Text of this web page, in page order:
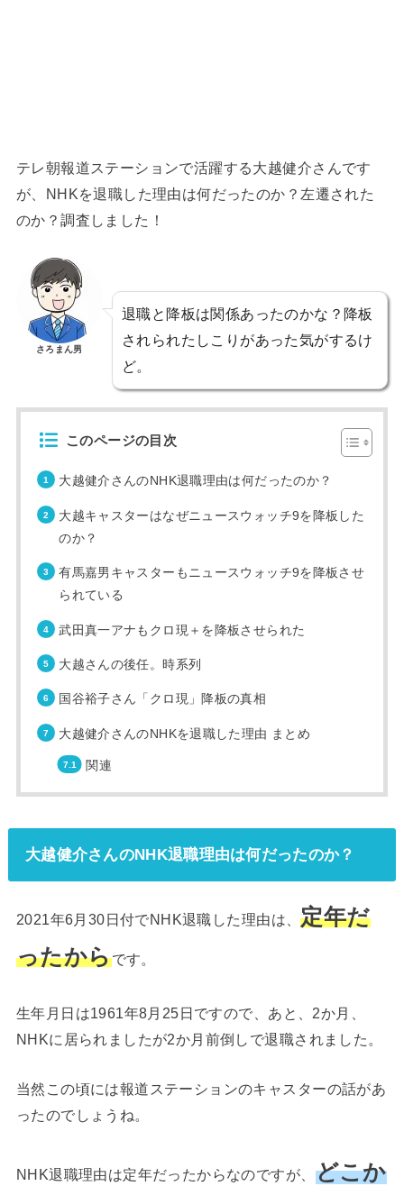
テレ朝報道ステーションで活躍する大越健介さんです
が、NHKを退職した理由は何だったのか？左遷された
のか？調査しました！
さろまん男
退職と降板は関係あったのかな？降板
されられたしこりがあった気がするけ
ど。
このページの目次
大越健介さんのNHK退職理由は何だったのか？
大越キャスターはなぜニュースウォッチ9を降板した
のか？
有馬嘉男キャスターもニュースウォッチ9を降板させ
られている
武田真一アナもクロ現＋を降板させられた
大越さんの後任。時系列
国谷裕子さん「クロ現」降板の真相
大越健介さんのNHKを退職した理由 まとめ
関連
大越健介さんのNHK退職理由は何だったのか？
2021年6月30日付でNHK退職した理由は、定年だ
ったからです。
生年月日は1961年8月25日ですので、あと、2か月、
NHKに居られましたが2か月前倒しで退職されました。
当然この頃には報道ステーションのキャスターの話があ
ったのでしょうね。
NHK退職理由は定年だったからなのですが、 どこか